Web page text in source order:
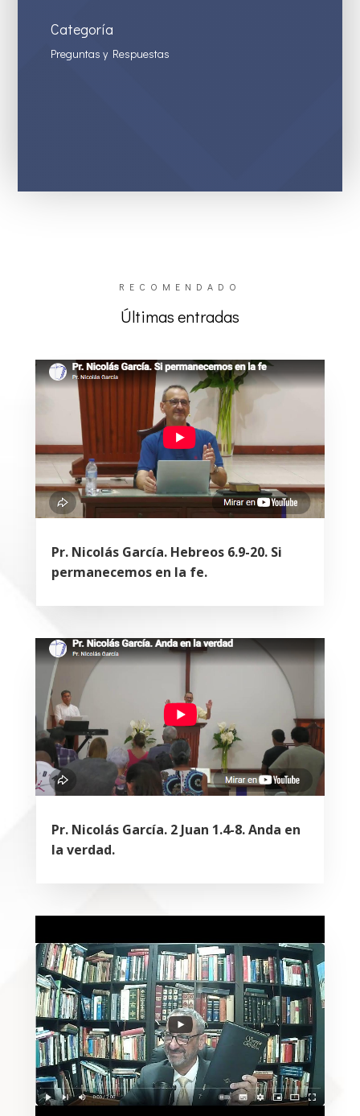
Categoría
Preguntas y Respuestas
RECOMENDADO
Últimas entradas
Pr. Nicolás García. Hebreos 6.9-20. Si
permanecemos en la fe.
Pr. Nicolás García. 2 Juan 1.4-8. Anda en
la verdad.